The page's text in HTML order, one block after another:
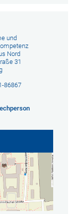
und
Nord
31
86867